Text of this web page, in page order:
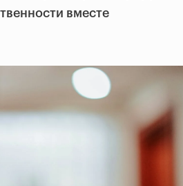
вместе